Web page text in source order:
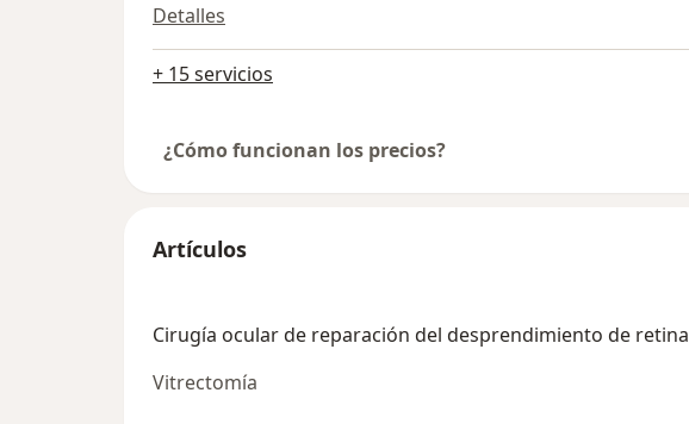
Detalles
+ 15 servicios
¿Cómo funcionan los precios?
Artículos
Cirugía ocular de reparación del desprendimiento de retina
Vitrectomía